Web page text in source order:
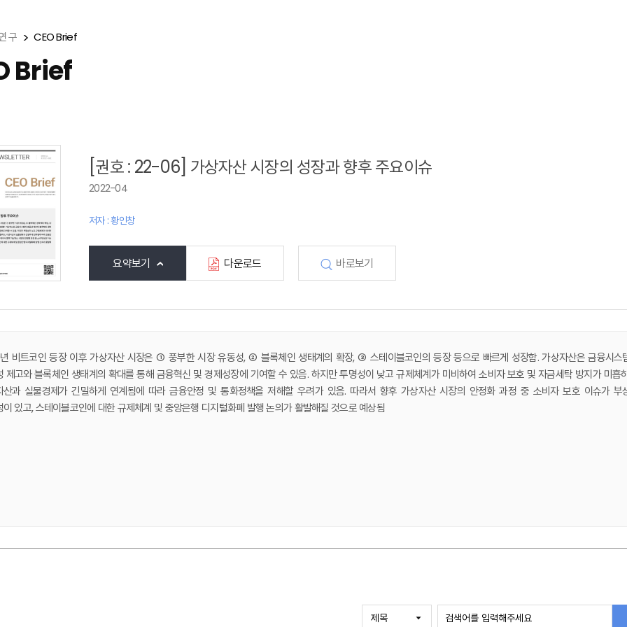
구 CEO Brief
Brief
[권호 : 22-06] 가상자산 시장의 성장과 향후 주요이슈
2022-04
저자 : 황인창
요약보기 다운로드 바로보기
비트코인 등장 이후 가상자산 시장은 ① 풍부한 시장 유동성, ② 블록체인 생태계의 확장, ③ 스테이블코인의 등장 등으로 빠르게 성장함. 가상자산은 금융시스
제고와 블록체인 생태계의 확대를 통해 금융혁신 및 경제성장에 기여할 수 있음. 하지만 투명성이 낮고 규제체계가 미비하여 소비자 보호 및 자금세탁 방지가 미흡
산과 실물경제가 긴밀하게 연계됨에 따라 금융안정 및 통화정책을 저해할 우려가 있음. 따라서 향후 가상자산 시장의 안정화 과정 중 소비자 보호 이슈가 부
이 있고, 스테이블코인에 대한 규제체계 및 중앙은행 디지털화폐 발행 논의가 활발해질 것으로 예상됨